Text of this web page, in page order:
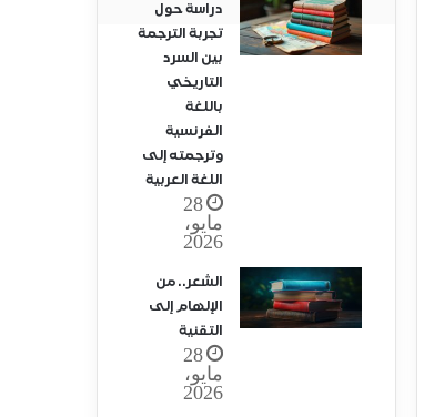
دراسة حول
تجربة الترجمة
بين السرد
التاريخي
باللغة
الفرنسية
وترجمته إلى
اللغة العربية
28
مايو،
2026
الشعر.. من
الإلهام إلى
التقنية
28
مايو،
2026